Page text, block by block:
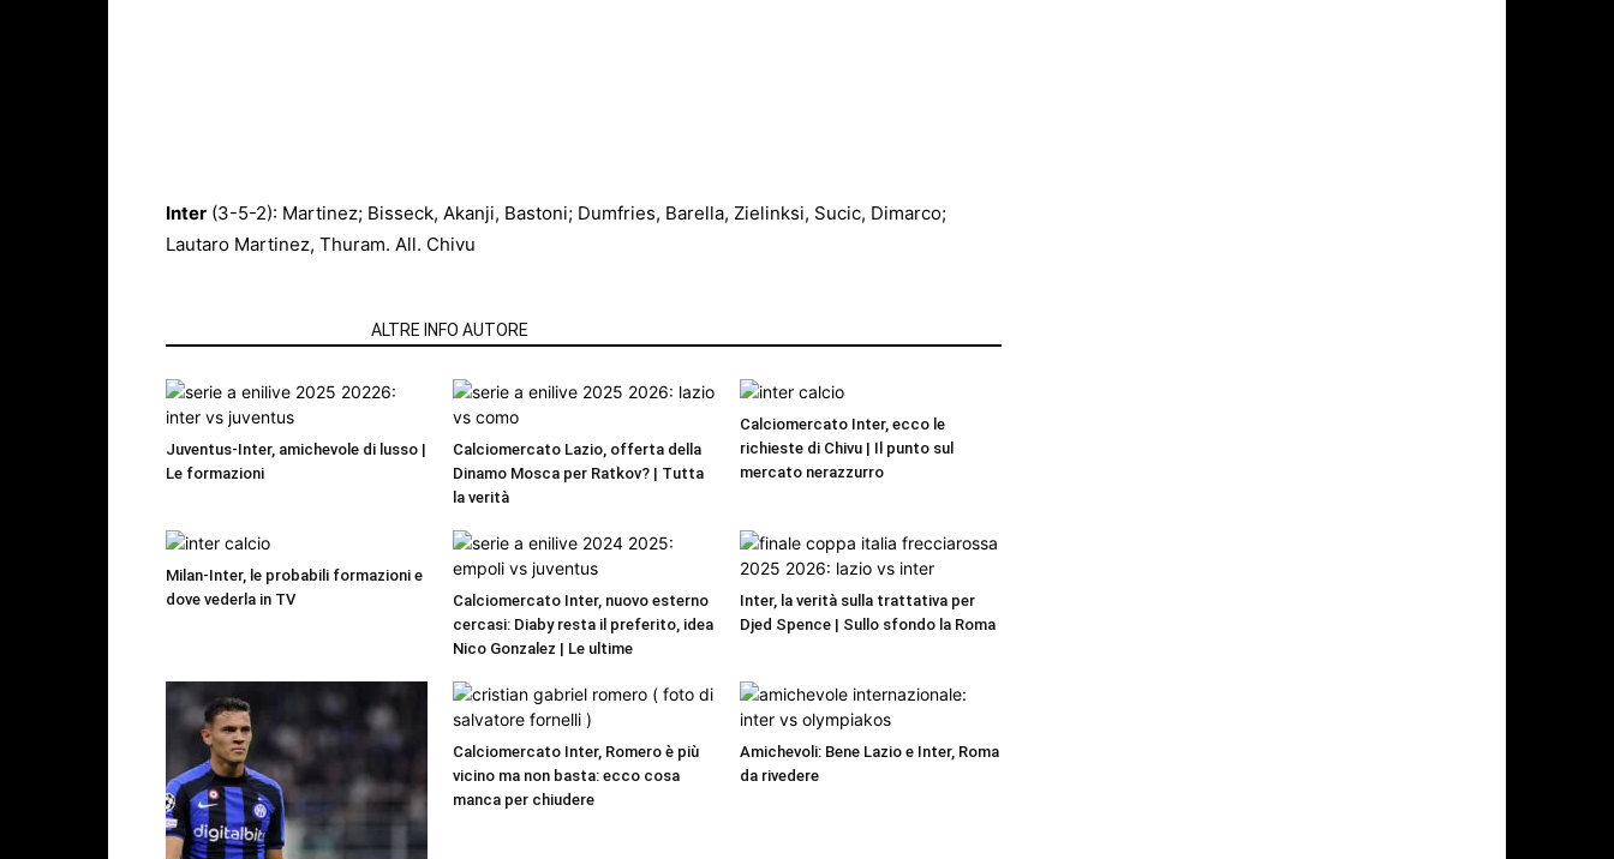
Inter (3-5-2): Martinez; Bisseck, Akanji, Bastoni; Dumfries, Barella, Zielinksi, Sucic, Dimarco;
Lautaro Martinez, Thuram. All. Chivu
ALTRE INFO AUTORE
Juventus-Inter, amichevole di lusso |
Le formazioni
Calciomercato Lazio, offerta della
Dinamo Mosca per Ratkov? | Tutta
la verità
Calciomercato Inter, ecco le
richieste di Chivu | Il punto sul
mercato nerazzurro
Milan-Inter, le probabili formazioni e
dove vederla in TV
Calciomercato Inter, nuovo esterno
cercasi: Diaby resta il preferito, idea
Nico Gonzalez | Le ultime
Inter, la verità sulla trattativa per
Djed Spence | Sullo sfondo la Roma
Calciomercato Inter, Romero è più
vicino ma non basta: ecco cosa
manca per chiudere
Amichevoli: Bene Lazio e Inter, Roma
da rivedere